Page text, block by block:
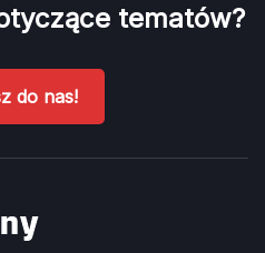
tematów?
do nas!